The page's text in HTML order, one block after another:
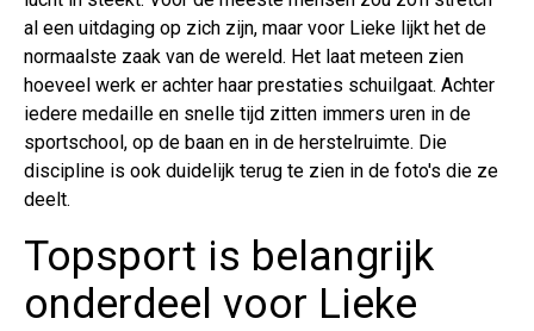
al een uitdaging op zich zijn, maar voor Lieke lijkt het de
normaalste zaak van de wereld. Het laat meteen zien
hoeveel werk er achter haar prestaties schuilgaat. Achter
iedere medaille en snelle tijd zitten immers uren in de
sportschool, op de baan en in de herstelruimte. Die
discipline is ook duidelijk terug te zien in de foto's die ze
deelt.
Topsport is belangrijk
onderdeel voor Lieke